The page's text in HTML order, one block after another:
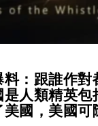
：跟誰作對
人類精英包
美國，美國可